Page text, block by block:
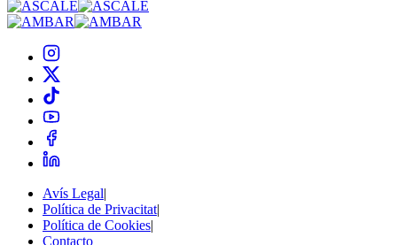
Avís Legal|
Política de Privacitat|
Política de Cookies|
Contacto